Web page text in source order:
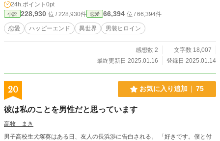
24h.ポイント 0pt
小説 228,930 位 / 228,930件 恋愛 66,394 位 / 66,394件
恋愛 ハッピーエンド 異世界 男装ヒロイン
感想数 2
文字数 18,007
最終更新日 2025.01.16
登録日 2025.01.14
20 お気に入り追加 75
彼は私のことを男性だと思っています
高牧 まき
男子高校生犬塚葵はある日、友人の長浜渉に告白される。 「好きです。僕と付